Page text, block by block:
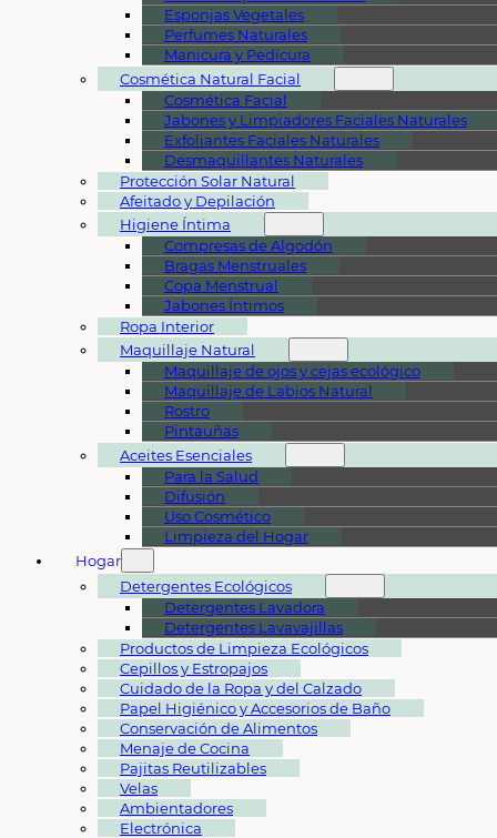
Esponjas Vegetales
Perfumes Naturales
Manicura y Pedicura
Cosmética Natural Facial
Cosmética Facial
Jabones y Limpiadores Faciales Naturales
Exfoliantes Faciales Naturales
Desmaquillantes Naturales
Protección Solar Natural
Afeitado y Depilación
Higiene Íntima
Compresas de Algodón
Bragas Menstruales
Copa Menstrual
Jabones Íntimos
Ropa Interior
Maquillaje Natural
Maquillaje de ojos y cejas ecológico
Maquillaje de Labios Natural
Rostro
Pintauñas
Aceites Esenciales
Para la Salud
Difusión
Uso Cosmético
Limpieza del Hogar
Hogar
Detergentes Ecológicos
Detergentes Lavadora
Detergentes Lavavajillas
Productos de Limpieza Ecológicos
Cepillos y Estropajos
Cuidado de la Ropa y del Calzado
Papel Higiénico y Accesorios de Baño
Conservación de Alimentos
Menaje de Cocina
Pajitas Reutilizables
Velas
Ambientadores
Electrónica